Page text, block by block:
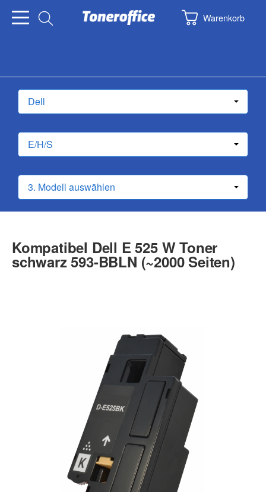
Warenkorb
Kompatibel Dell E 525 W Toner
schwarz 593-BBLN (~2000 Seiten)